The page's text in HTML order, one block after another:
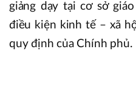
giảng dạy tại cơ sở
điều kiện kinh tế – xã
quy định của Chính phủ.